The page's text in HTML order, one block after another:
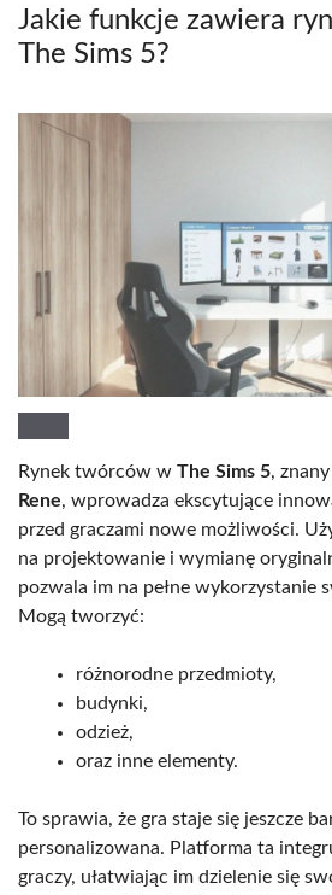
Jakie funkcje zawiera
The Sims 5?
Rynek twórców w The Sims 5,
Rene, wprowadza ekscytujące
przed graczami nowe możliwości.
na projektowanie i wymianę
pozwala im na pełne wykorzystanie
Mogą tworzyć:
różnorodne przedmioty,
budynki,
odzież,
oraz inne elementy.
To sprawia, że gra staje się jeszcze
personalizowana. Platforma ta
graczy, ułatwiając im dzielenie się